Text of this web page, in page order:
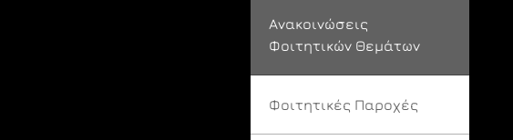
Ανακοινώσεις
Φοιτητικών Θεμάτων
Φοιτητικές Παροχές